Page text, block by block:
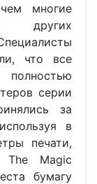
многие
других
что все
серии
за
в
печати,
The Magic
бумагу